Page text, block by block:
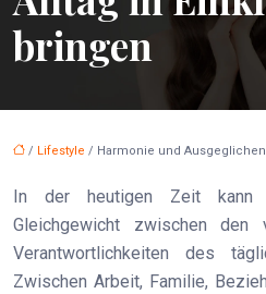
bringen
/ Lifestyle / Harmonie und
In der heutigen Zeit
Gleichgewicht zwischen den
Verantwortlichkeiten des
Zwischen Arbeit, Familie,